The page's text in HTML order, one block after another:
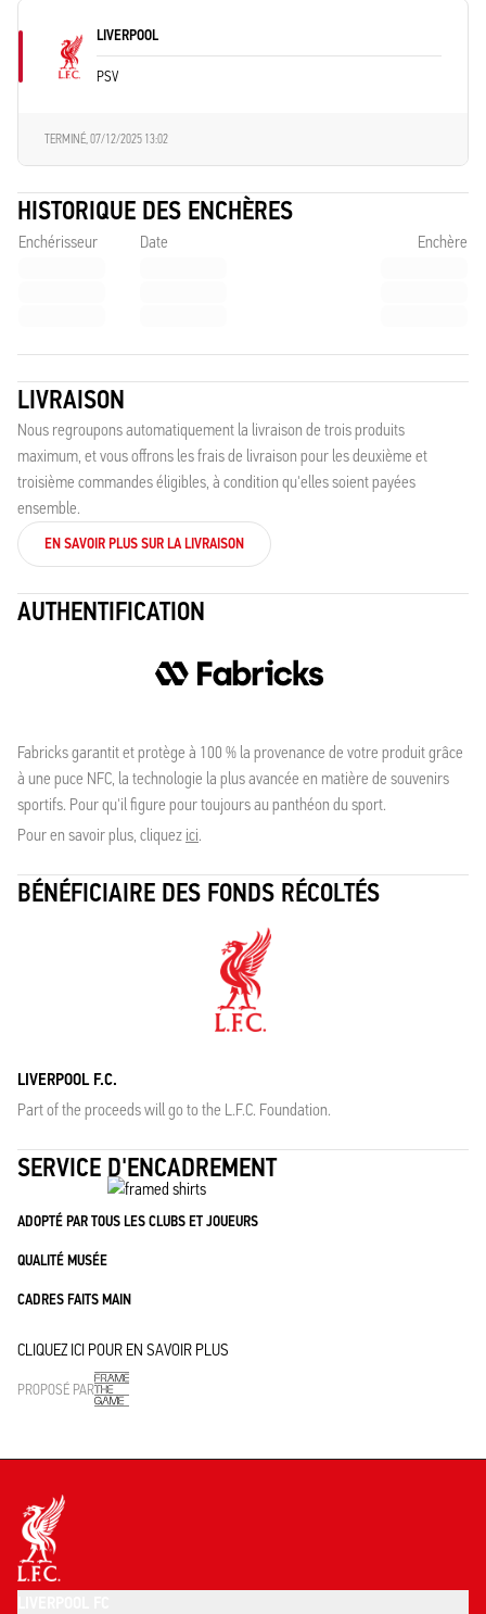
LIVERPOOL
PSV
TERMINÉ,07/12/2025 13:02
HISTORIQUE DES ENCHÈRES
Enchérisseur Date Enchère
LIVRAISON
Nous regroupons automatiquement la livraison de trois produits
maximum, et vous offrons les frais de livraison pour les deuxième et
troisième commandes éligibles, à condition qu'elles soient payées
ensemble.
EN SAVOIR PLUS SUR LA LIVRAISON
AUTHENTIFICATION
Fabricks garantit et protège à 100 % la provenance de votre produit grâce
à une puce NFC, la technologie la plus avancée en matière de souvenirs
sportifs. Pour qu'il figure pour toujours au panthéon du sport.
Pour en savoir plus, cliquez ici.
BÉNÉFICIAIRE DES FONDS RÉCOLTÉS
LIVERPOOL F.C.
Part of the proceeds will go to the L.F.C. Foundation.
SERVICE D'ENCADREMENT
ADOPTÉ PAR TOUS LES CLUBS ET JOUEURS
QUALITÉ MUSÉE
CADRES FAITS MAIN
CLIQUEZ ICI POUR EN SAVOIR PLUS
PROPOSÉ PAR